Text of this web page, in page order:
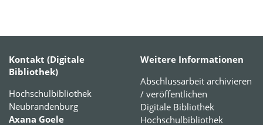
Kontakt (Digitale
Bibliothek)
Hochschulbibliothek
Neubrandenburg
Axana Goele
Weitere Informationen
Abschlussarbeit archivieren
/ veröffentlichen
Digitale Bibliothek
Hochschulbibliothek